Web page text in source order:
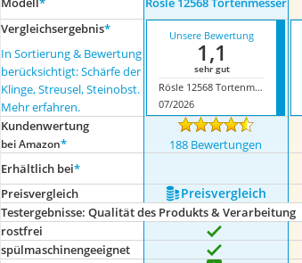
Vergleichsergebnis*
In Sortierung & Bewertung
berücksichtigt: Schärfe der
Klinge, Streusel, Steinobst.
Mehr erfahren.
Unsere Bewertung
1,1
sehr gut
Rösle 12568 Tortenmesser
07/2026
Kundenwertung
bei Amazon* 188 Bewertungen
Erhältlich bei*
Preis­vergleich
Preis­vergleich
Testergebnisse: Qualität des Produkts & Verarbeitung
rostfrei
spülmaschinengeeignet